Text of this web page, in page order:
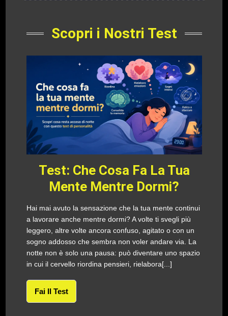
Scopri i Nostri Test
Test: Che Cosa Fa La Tua
Mente Mentre Dormi?
Hai mai avuto la sensazione che la tua mente continui
a lavorare anche mentre dormi? A volte ti svegli più
leggero, altre volte ancora confuso, agitato o con un
sogno addosso che sembra non voler andare via. La
notte non è solo una pausa: può diventare uno spazio
in cui il cervello riordina pensieri, rielabora[...]
Fai Il Test